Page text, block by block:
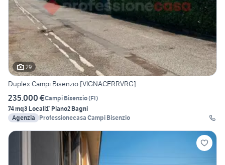
29
Duplex Campi Bisenzio [VIGNACERRVRG]
235.000 €Campi Bisenzio(FI)
74 mq3 Locali1° Piano2 Bagni
Agenzia
Professionecasa Campi Bisenzio